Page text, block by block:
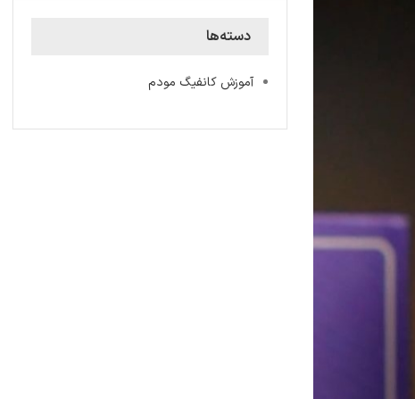
دسته‌ها
آموزش کانفیگ مودم